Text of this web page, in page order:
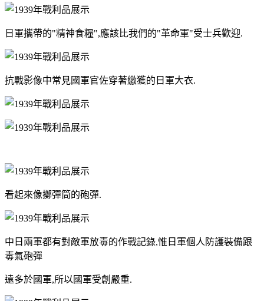
日軍攜帶的"精神食糧",應該比我們的"革命軍"受士兵歡迎.
抗戰影像中常見國軍官佐穿著繳獲的日軍大衣.
看起來像擲彈筒的砲彈.
中日兩軍都有對敵軍放毒的作戰記錄,惟日軍個人防護裝備跟
毒氣砲彈
遠多於國軍,所以國軍受創嚴重.